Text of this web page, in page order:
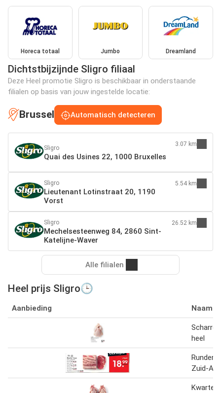
Horeca totaal Jumbo Dreamland
Dichtstbijzijnde Sligro filiaal
Deze Heel promotie Sligro is beschikbaar in onderstaande
filialen op basis van jouw ingestelde locatie:
Brussel Automatisch detecteren
Sligro
Quai des Usines 22, 1000 Bruxelles
3.07 km
Sligro
Lieutenant Lotinstraat 20, 1190
Vorst
5.54 km
Sligro
Mechelsesteenweg 84, 2860 Sint-
Katelijne-Waver
26.52 km
Alle filialen
Heel prijs Sligro🕒
Aanbieding Naam
Scharrel
heel
Zuid-
Kwartel